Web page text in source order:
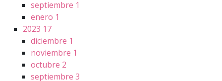
septiembre 1
enero 1
2023 17
diciembre 1
noviembre 1
octubre 2
septiembre 3